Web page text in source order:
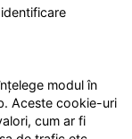
modul în
Aceste cookie-uri
cum ar fi